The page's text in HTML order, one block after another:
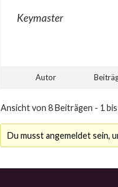
Keymaster
Autor
Ansicht von 8 Beiträgen - 1
Du musst angemeldet sein,